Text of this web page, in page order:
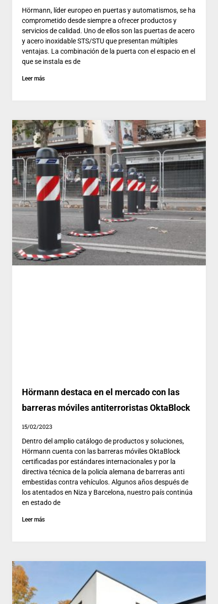
Hörmann, líder europeo en puertas y automatismos, se ha
comprometido desde siempre a ofrecer productos y
servicios de calidad. Uno de ellos son las puertas de acero
y acero inoxidable STS/STU que presentan múltiples
ventajas. La combinación de la puerta con el espacio en el
que se instala es de
Leer más
Hörmann destaca en el mercado con las
barreras móviles antiterroristas OktaBlock
15/02/2023
Dentro del amplio catálogo de productos y soluciones,
Hörmann cuenta con las barreras móviles OktaBlock
certificadas por estándares internacionales y por la
directiva técnica de la policía alemana de barreras anti
embestidas contra vehículos. Algunos años después de
los atentados en Niza y Barcelona, nuestro país continúa
en estado de
Leer más